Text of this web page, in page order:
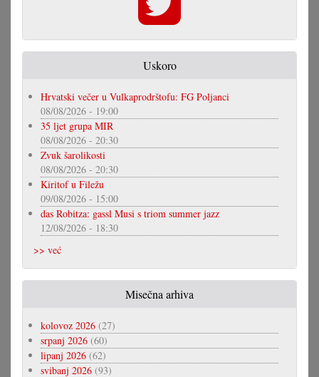
Uskoro
Hrvatski večer u Vulkaprodrštofu: FG Poljanci
08/08/2026 - 19:00
35 ljet grupa MIR
08/08/2026 - 20:30
Zvuk šarolikosti
08/08/2026 - 20:30
Kiritof u Filežu
09/08/2026 - 15:00
das Robitza: gassl Musi s triom summer jazz
12/08/2026 - 18:30
>> već
Misečna arhiva
kolovoz 2026 (27)
srpanj 2026 (60)
lipanj 2026 (62)
svibanj 2026 (93)